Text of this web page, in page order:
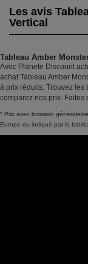
Les avis
Vertical
Tableau Amber
Avec Planete Discount
achat Tableau Amber
à prix réduits. Trouvez les
comparez nos prix. Faites
* Prix avec livraison
Europe ou indiqué par le